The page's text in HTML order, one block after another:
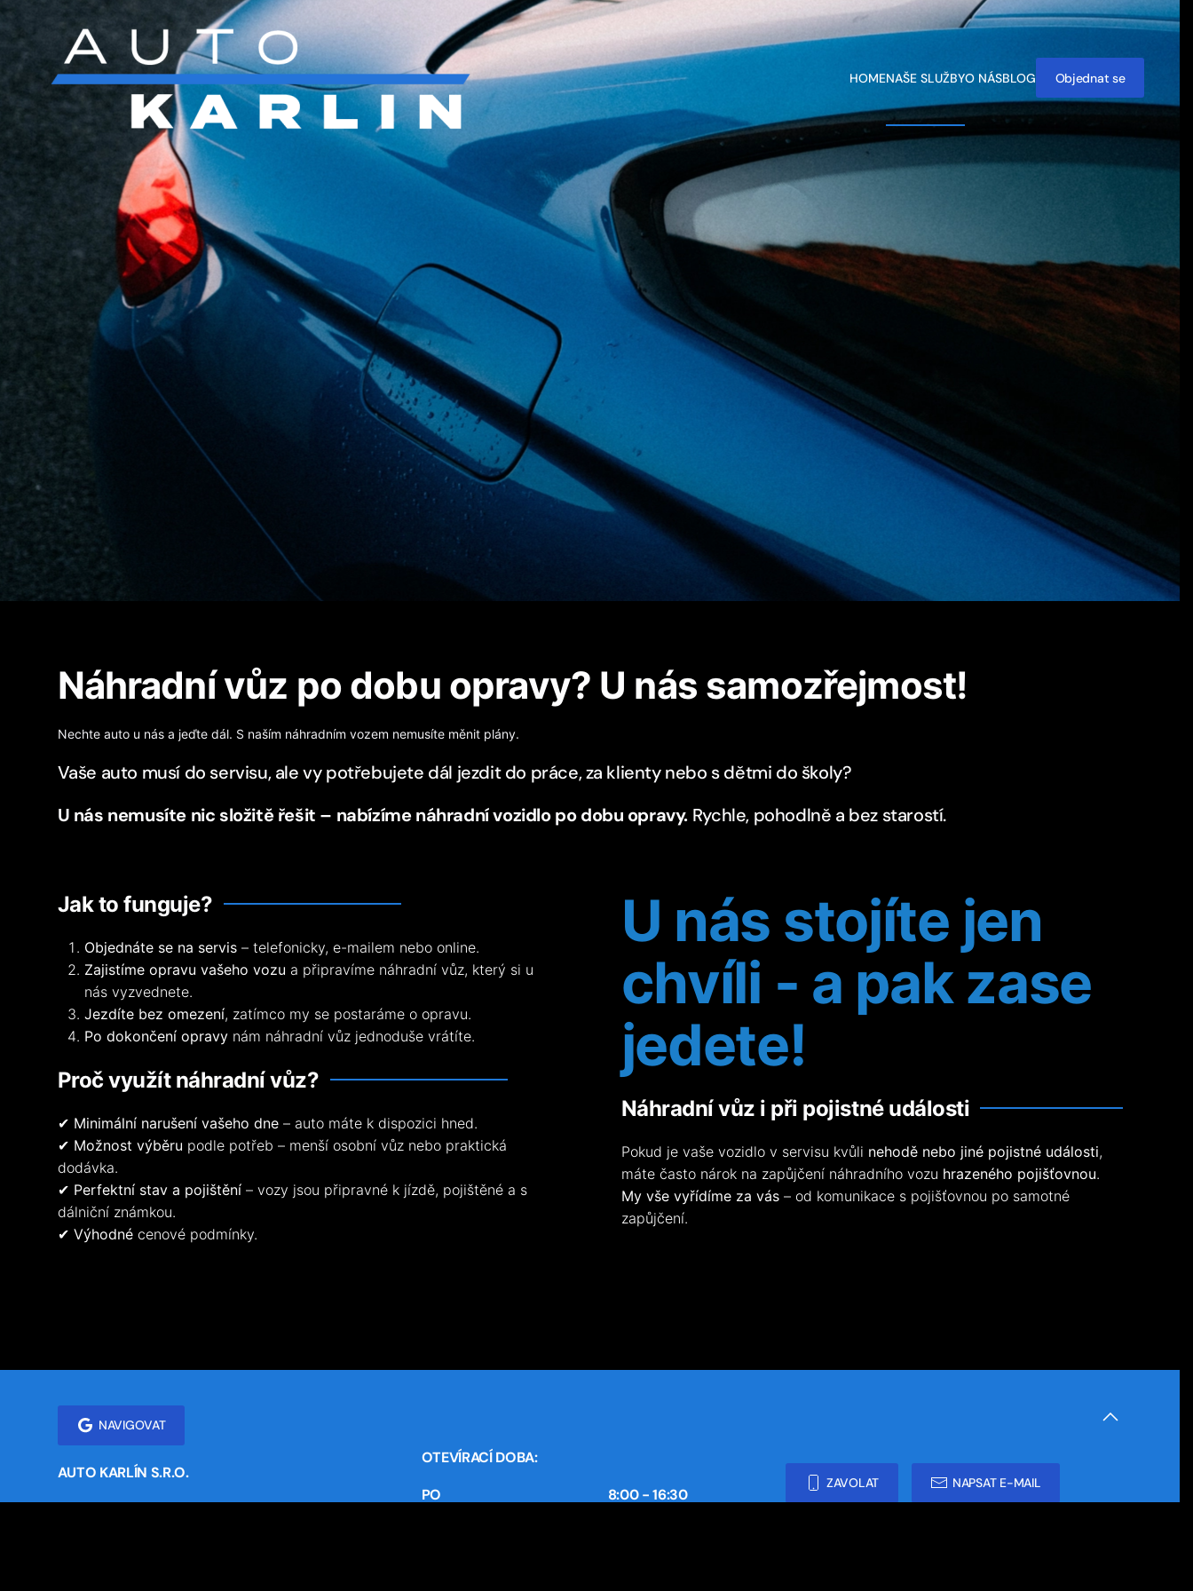
Přejít na hlavní obsah
HOMENAŠE SLUŽBYO NÁSBLOG Objednat se
Náhradní vůz po dobu opravy? U nás samozřejmost!
Nechte auto u nás a jeďte dál. S naším náhradním vozem nemusíte měnit plány.
Vaše auto musí do servisu, ale vy potřebujete dál jezdit do práce, za klienty nebo s dětmi do školy?
U nás nemusíte nic složitě řešit – nabízíme náhradní vozidlo po dobu opravy. Rychle, pohodlně a bez starostí.
Jak to funguje?
Objednáte se na servis– telefonicky, e-mailem nebo online.
Zajistíme opravu vašeho vozu a připravíme náhradní vůz, který si u
nás vyzvednete.
Jezdíte bez omezení, zatímco my se postaráme o opravu.
Po dokončení opravynám náhradní vůz jednoduše vrátíte.
Proč využít náhradní vůz?
✔ Minimální narušení vašeho dne– auto máte k dispozici hned.
✔ Možnost výběru podle potřeb – menší osobní vůz nebo praktická
dodávka.
✔ Perfektní stav a pojištění– vozy jsou připravné k jízdě, pojištěné a s
dálniční známkou.
✔ Výhodné cenové podmínky.
U nás stojíte jen
chvíli - a pak zase
jedete!
Náhradní vůz i při pojistné události
Pokud je vaše vozidlo v servisu kvůli nehodě nebo jiné pojistné události,
máte často nárok na zapůjčení náhradního vozu hrazeného pojišťovnou.
My vše vyřídíme za vás– od komunikace s pojišťovnou po samotné
zapůjčení.
NAVIGOVAT
AUTO KARLÍN S.R.O.
OTEVÍRACÍ DOBA:
PO
8:00 - 16:30
ZAVOLAT NAPSAT E-MAIL